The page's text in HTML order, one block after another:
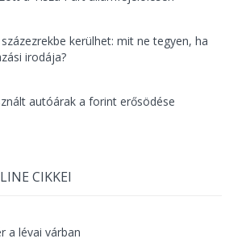
kerülhet: mit ne tegyen, ha
irodája?
autóárak a forint erősödése
CIKKEI
a lévai várban